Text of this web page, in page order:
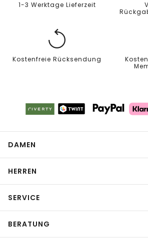
1-3 Werktage Lieferzeit
Kostenfreie Rücksendung
DAMEN
HERREN
SERVICE
BERATUNG